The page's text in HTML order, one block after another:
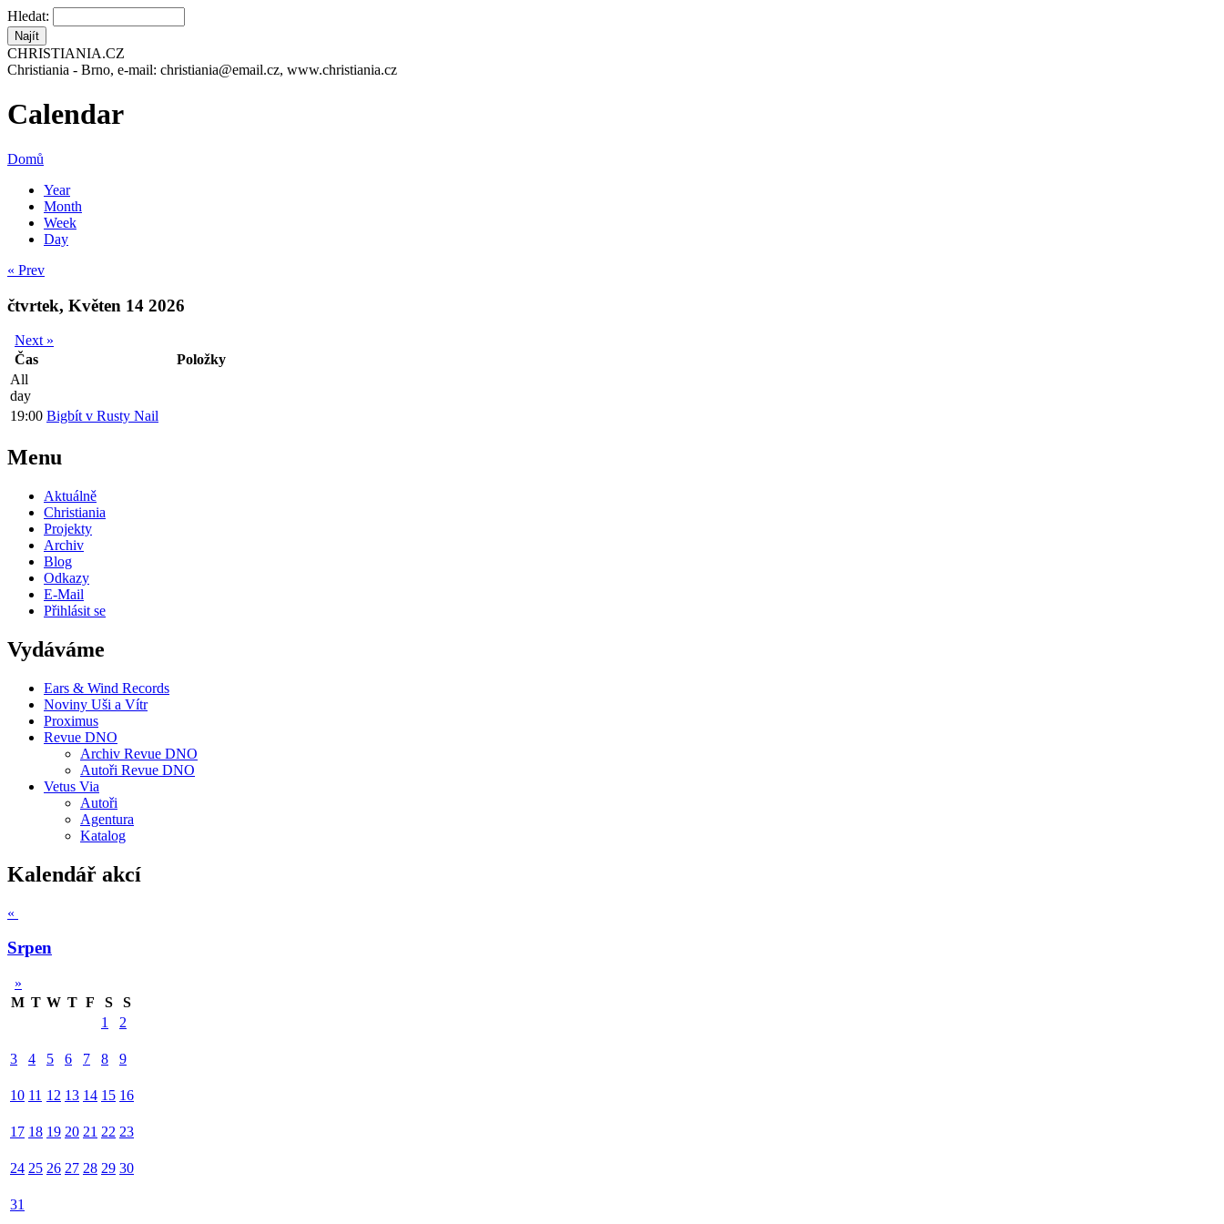
Hledat:
CHRISTIANIA.CZ
Christiania - Brno, e-mail: christiania@email.cz, www.christiania.cz
Calendar
Domů
Year
Month
Week
Day
« Prev
čtvrtek, Květen 14 2026
Next »
Čas
Položky
All
day
19:00 Bigbít v Rusty Nail
Menu
Aktuálně
Christiania
Projekty
Archiv
Blog
Odkazy
E-Mail
Přihlásit se
Vydáváme
Ears & Wind Records
Noviny Uši a Vítr
Proximus
Revue DNO
Archiv Revue DNO
Autoři Revue DNO
Vetus Via
Autoři
Agentura
Katalog
Kalendář akcí
«
Srpen
»
M T W T F S
S
1
2
3 4 5 6 7 8 9
10 11 12 13 14 15 16
17 18 19 20 21 22 23
24 25 26 27 28 29 30
31